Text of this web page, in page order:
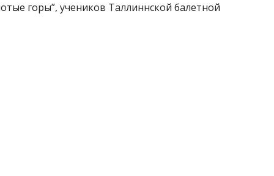
горы”, учеников Таллиннской балетной